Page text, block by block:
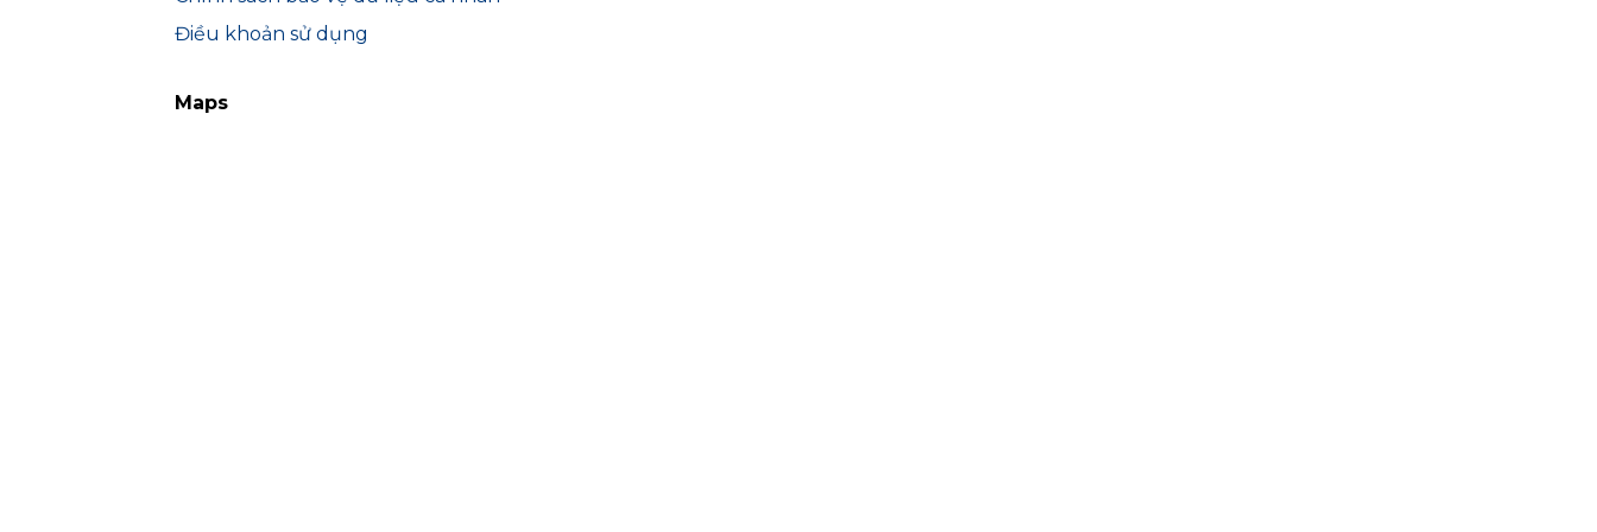
Điều khoản sử dụng
Maps